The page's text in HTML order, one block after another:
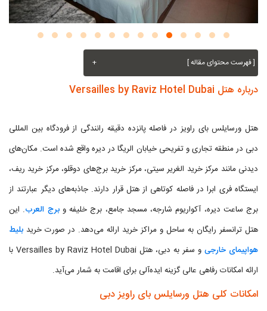
[ فهرست محتوای مقاله ] +
درباره هتل Versailles by Raviz Hotel Dubai
هتل ورسایلس بای راویز در فاصله پانزده دقیقه رانندگی از فرودگاه بین المللی
دبی در منطقه تجاری و تفریحی خیابان الریگا در دیره واقع شده است. مکان‌های
دیدنی مانند مرکز خرید الغریر سیتی، مرکز خرید برج‌های دوقلو، مرکز خرید ریف،
ایستگاه فری ابرا در فاصله کوتاهی از هتل قرار دارند. جاذبه‌های دیگر عبارتند از
برج ساعت دیره، آکواریوم شارجه، مسجد جامع، برج خلیفه وبرج العرب. این
هتل ترانسفر رایگان به ساحل و مراکز خرید ارائه می‌دهد. در صورت خرید بلیط
هواپیمای خارجی
و سفر به دبی، هتل Versailles by Raviz Hotel Dubai با
ارائه امکانات رفاهی عالی گزینه ایده‌آلی برای اقامت به شمار می‌آید.
امکانات کلی هتل ورسایلس بای راویز دبی